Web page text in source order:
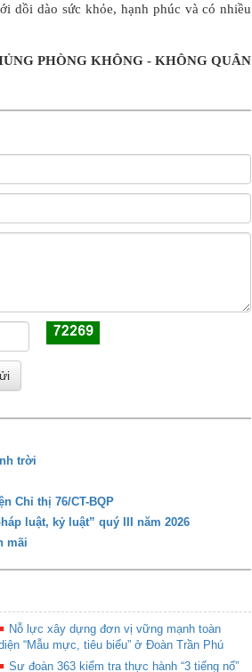
dồi dào sức khỏe, hạnh phúc và có nhiều
PHÒNG KHÔNG - KHÔNG QUÂN
trời
Chỉ thị 76/CT-BQP
luật, kỷ luật” quý III năm 2026
mãi
Nỗ lực xây dựng đơn vị vững mạnh toàn
“Mẫu mực, tiêu biểu” ở Đoàn Trần Phú
Sư đoàn 363 kiểm tra thực hành “3 tiếng nổ”